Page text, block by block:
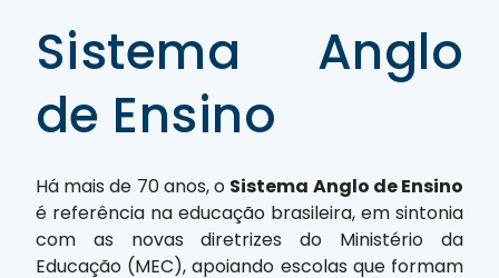
Sistema Anglo
de Ensino
​​Há mais de 70 anos, o Sistema Anglo de Ensino
é referência na educação brasileira, em sintonia
com as novas diretrizes do Ministério da
Educação (MEC), apoiando escolas que formam